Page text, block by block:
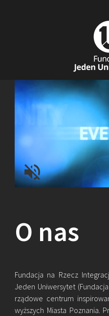
O nas
Fun­da­cja na Rzecz
Jeden Uni­wer­sy­tet
rzą­do­we cen­trum
wyż­szych Mia­sta Po­zna­nia.